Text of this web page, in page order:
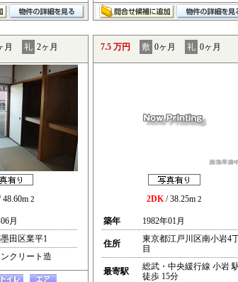
月 礼 2ヶ月
2
月
田区業平1
クリート造
7.5 万円 敷 0ヶ月 礼 0ヶ月
2DK/ 38.25m 2
築年 1982年01月
住所
東京都江戸川区南小岩4
目
最寄駅
総武・中央緩行線 小岩
徒歩 15分